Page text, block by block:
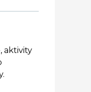
aktivity